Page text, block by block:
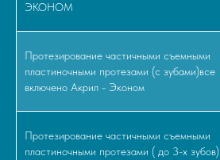
ЭКОНОМ
Протезирование частичными съемными
пластиночными протезами (с зубами)все
включено Акрил - Эконом
Протезирование частичными съемными
пластиночными протезами ( до 3-х зубов)